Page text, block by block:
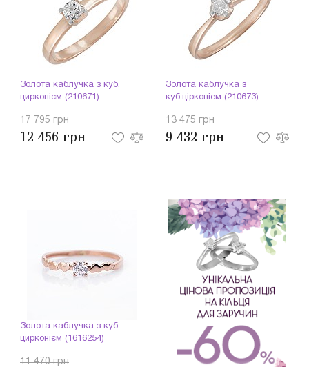
Золота каблучка з куб.
цирконієм (210671)
17 795 грн
12 456 грн
Золота каблучка з
куб.цірконіем (210673)
13 475 грн
9 432 грн
Золота каблучка з куб.
цирконієм (1616254)
11 470 грн